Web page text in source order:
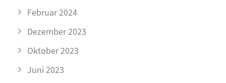
Februar 2024
Dezember 2023
Oktober 2023
Juni 2023